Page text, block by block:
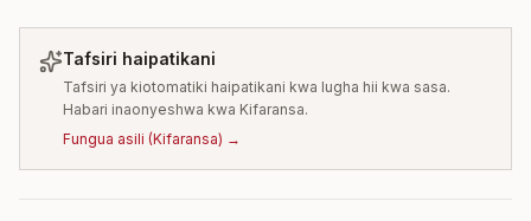
Tafsiri haipatikani
Tafsiri ya kiotomatiki haipatikani kwa lugha hii kwa sasa.
Habari inaonyeshwa kwa Kifaransa.
Fungua asili (Kifaransa) →